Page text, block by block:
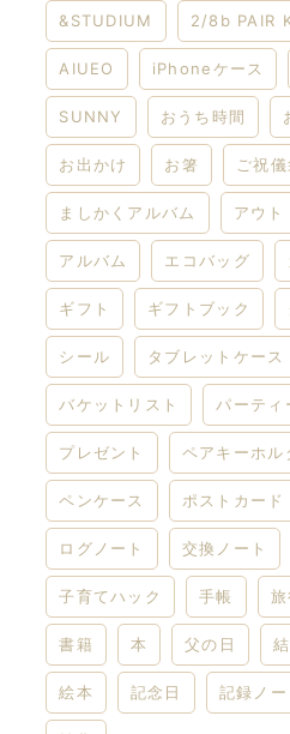
&STUDIUM 2/8b PAIR
AIUEO iPhoneケース
SUNNY おうち時間
お出かけ お箸 ご祝儀
ましかくアルバム アウト
アルバム エコバッグ
ギフト ギフトブック
シール タブレットケース
バケットリスト パーティ
プレゼント ペアキーホル
ペンケース ポストカード
ログノート 交換ノート
子育てハック 手帳
書籍 本 父の日
絵本 記念日 記録ノー